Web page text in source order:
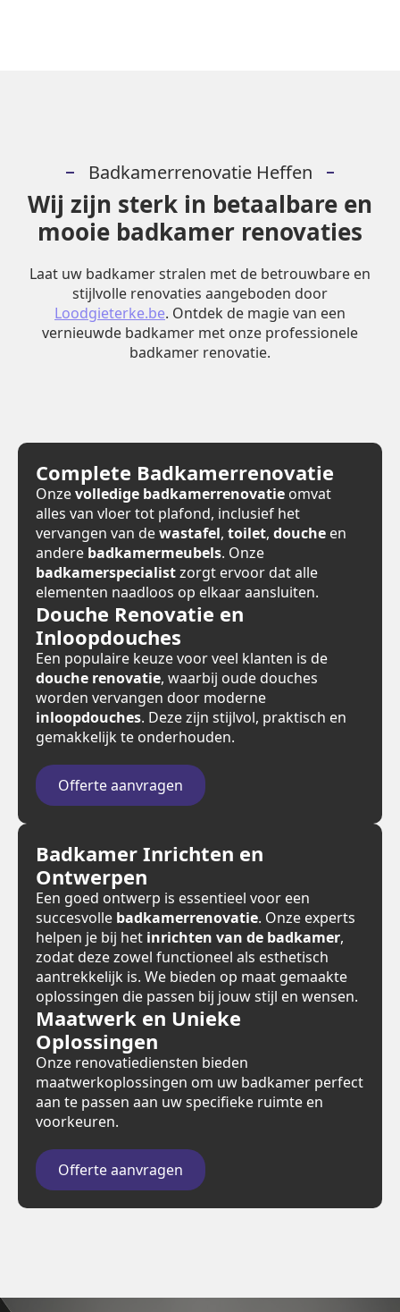
Badkamerrenovatie Heffen
Wij zijn sterk in betaalbare en
mooie badkamer renovaties
Laat uw badkamer stralen met de betrouwbare en
stijlvolle renovaties aangeboden door
Loodgieterke.be. Ontdek de magie van een
vernieuwde badkamer met onze professionele
badkamer renovatie.
Complete Badkamerrenovatie
Onzevolledige badkamerrenovatie omvat
alles van vloer tot plafond, inclusief het
vervangen van dewastafel, toilet, douche en
andere badkamermeubels. Onze
badkamerspecialistzorgt ervoor dat alle
elementen naadloos op elkaar aansluiten.
Douche Renovatie en
Inloopdouches
Een populaire keuze voor veel klanten is de
douche renovatie, waarbij oude douches
worden vervangen door moderne
inloopdouches. Deze zijn stijlvol, praktisch en
gemakkelijk te onderhouden.
Offerte aanvragen
Badkamer Inrichten en
Ontwerpen
Een goed ontwerp is essentieel voor een
succesvolle badkamerrenovatie. Onze experts
helpen je bij het inrichten van de badkamer,
zodat deze zowel functioneel als esthetisch
aantrekkelijk is. We bieden op maat gemaakte
oplossingen die passen bij jouw stijl en wensen.
Maatwerk en Unieke
Oplossingen
Onze renovatiediensten bieden
maatwerkoplossingen om uw badkamer perfect
aan te passen aan uw specifieke ruimte en
voorkeuren.
Offerte aanvragen